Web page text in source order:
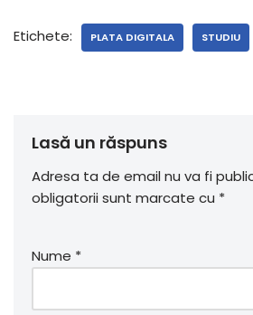
Etichete: PLATA DIGITALA STUDIU
Lasă un răspuns
Adresa ta de email nu va fi
obligatorii sunt marcate cu *
Nume *